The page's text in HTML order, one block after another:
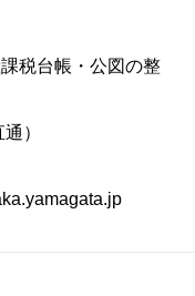
税台帳・公図の整
）